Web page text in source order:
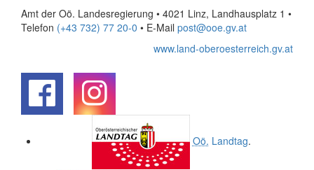
Amt der Oö. Landesregierung • 4021 Linz, Landhausplatz 1 •
Telefon (+43 732) 77 20-0 • E-Mail post@ooe.gv.at
www.land-oberoesterreich.gv.at
Oö. Landtag.